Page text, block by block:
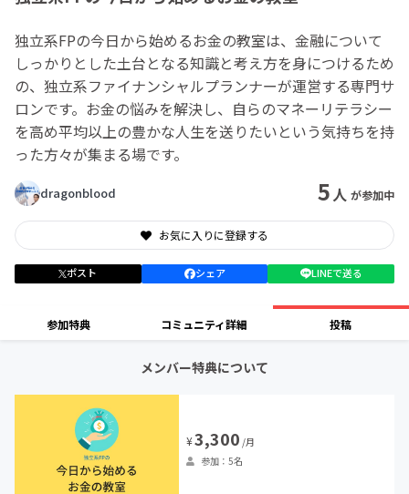
独立系FPの今日から始めるお金の教室は、金融について
しっかりとした土台となる知識と考え方を身につけるため
の、独立系ファイナンシャルプランナーが運営する専門サ
ロンです。お金の悩みを解決し、自らのマネーリテラシー
を高め平均以上の豊かな人生を送りたいという気持ちを持
った方々が集まる場です。
dragonblood 5人 が参加中
お気に入りに登録する
ポスト シェア LINEで送る
参加特典 コミュニティ詳細 投稿
メンバー特典について
¥3,300 /月
参加：5名